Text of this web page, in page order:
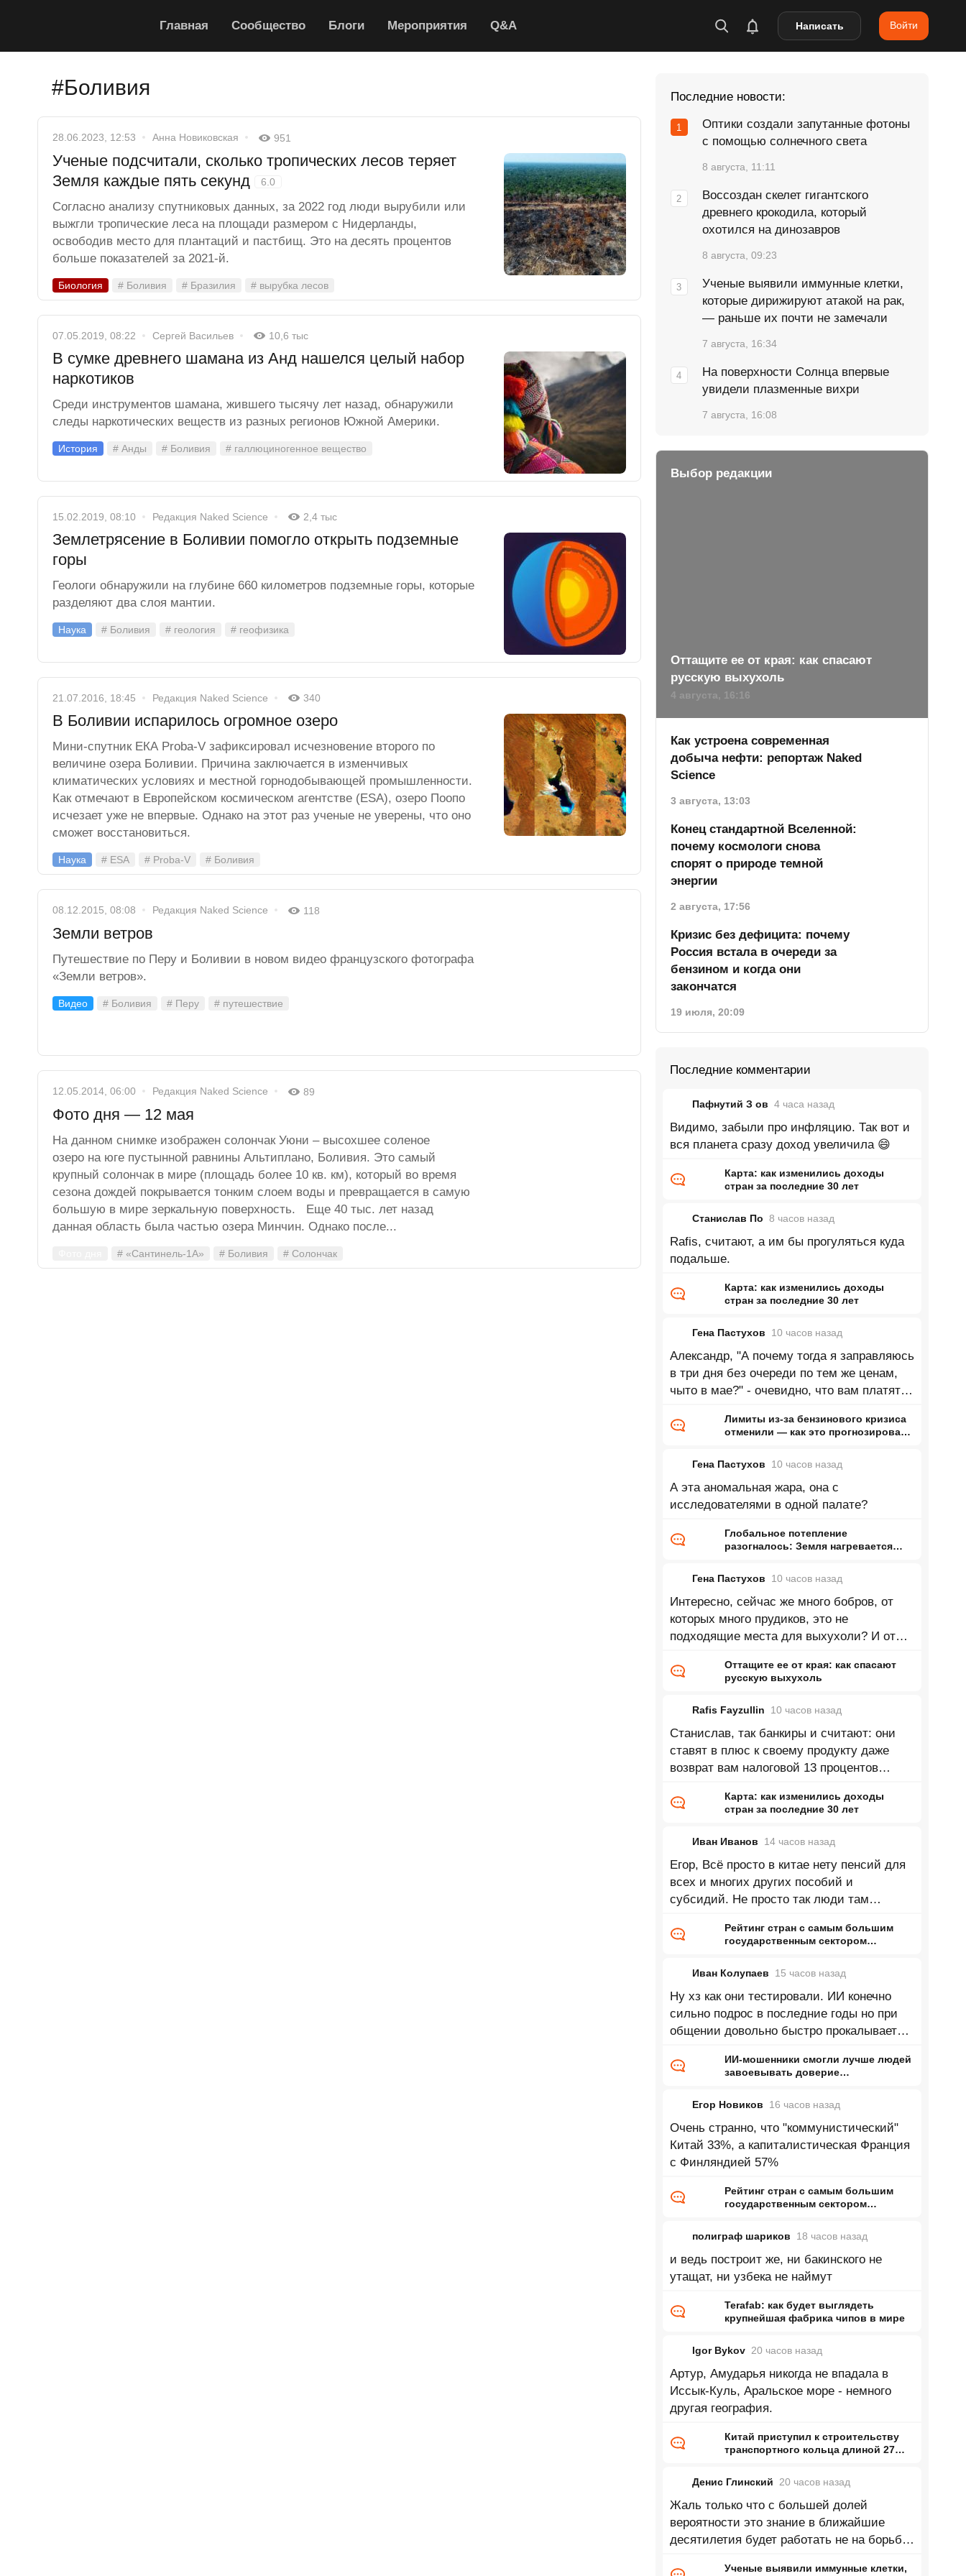
Главная Сообщество Блоги Мероприятия Q&A Написать Войти
#Боливия
28.06.2023, 12:53 Анна Новиковская 951
Ученые подсчитали, сколько тропических лесов теряет
Земля каждые пять секунд
6.0
Согласно анализу спутниковых данных, за 2022 год люди вырубили или
выжгли тропические леса на площади размером с Нидерланды,
освободив место для плантаций и пастбищ. Это на десять процентов
больше показателей за 2021-й.
Биология # Боливия # Бразилия # вырубка лесов
07.05.2019, 08:22 Сергей Васильев 10,6 тыс
В сумке древнего шамана из Анд нашелся целый набор
наркотиков
Среди инструментов шамана, жившего тысячу лет назад, обнаружили
следы наркотических веществ из разных регионов Южной Америки.
История # Анды # Боливия # галлюциногенное вещество
15.02.2019, 08:10 Редакция Naked Science 2,4 тыс
Землетрясение в Боливии помогло открыть подземные
горы
Геологи обнаружили на глубине 660 километров подземные горы, которые
разделяют два слоя мантии.
Наука # Боливия # геология # геофизика
21.07.2016, 18:45 Редакция Naked Science 340
В Боливии испарилось огромное озеро
Мини-спутник ЕКА Proba-V зафиксировал исчезновение второго по
величине озера Боливии. Причина заключается в изменчивых
климатических условиях и местной горнодобывающей промышленности.
Как отмечают в Европейском космическом агентстве (ESA), озеро Поопо
исчезает уже не впервые. Однако на этот раз ученые не уверены, что оно
сможет восстановиться.
Наука # ESA # Proba-V # Боливия
08.12.2015, 08:08 Редакция Naked Science 118
Земли ветров
Путешествие по Перу и Боливии в новом видео французского фотографа
«Земли ветров».
Видео # Боливия # Перу # путешествие
12.05.2014, 06:00 Редакция Naked Science 89
Фото дня — 12 мая
На данном снимке изображен солончак Уюни – высохшее соленое
озеро на юге пустынной равнины Альтиплано, Боливия. Это самый
крупный солончак в мире (площадь более 10 кв. км), который во время
сезона дождей покрывается тонким слоем воды и превращается в самую
большую в мире зеркальную поверхность. Еще 40 тыс. лет назад
данная область была частью озера Минчин. Однако после...
# «Сантинель-1А» # Боливия # Солончак
Последние новости:
Оптики создали запутанные фотоны
с помощью солнечного света
8 августа, 11:11
Воссоздан скелет гигантского
древнего крокодила, который
охотился на динозавров
8 августа, 09:23
Ученые выявили иммунные клетки,
которые дирижируют атакой на рак,
— раньше их почти не замечали
7 августа, 16:34
На поверхности Солнца впервые
увидели плазменные вихри
7 августа, 16:08
Выбор редакции
Оттащите ее от края: как спасают
русскую выхухоль
4 августа, 16:16
Как устроена современная
добыча нефти: репортаж Naked
Science
3 августа, 13:03
Конец стандартной Вселенной:
почему космологи снова
спорят о природе темной
энергии
2 августа, 17:56
Кризис без дефицита: почему
Россия встала в очереди за
бензином и когда они
закончатся
19 июля, 20:09
Последние комментарии
Пафнутий З ов 4 часа назад
Видимо, забыли про инфляцию. Так вот и
вся планета сразу доход увеличила 😄
Карта: как изменились доходы
стран за последние 30 лет
Станислав По 8 часов назад
Rafis, считают, а им бы прогуляться куда
подальше.
Карта: как изменились доходы
стран за последние 30 лет
Гена Пастухов 10 часов назад
Александр, "А почему тогда я заправляюсь
в три дня без очереди по тем же ценам,
чыто в мае?" - очевидно, что вам платят
Лимиты из-за бензинового кризиса
отменили — как это прогнозировал
Гена Пастухов
10 часов назад
А эта аномальная жара, она с
исследователями в одной палате?
Глобальное потепление
разогналось: Земля нагревается
Гена Пастухов 10 часов назад
Интересно, сейчас же много бобров, от
которых много прудиков, это не
подходящие места для выхухоли? И от
Оттащите ее от края: как спасают
русскую выхухоль
Rafis Fayzullin 10 часов назад
Станислав, так банкиры и считают: они
ставят в плюс к своему продукту даже
возврат вам налоговой 13 процентов
Карта: как изменились доходы
стран за последние 30 лет
Иван Иванов 14 часов назад
Егор, Всё просто в китае нету пенсий для
всех и многих других пособий и
субсидий. Не просто так люди там
Рейтинг стран с самым большим
государственным сектором
Иван Колупаев
15 часов назад
Ну хз как они тестировали. ИИ конечно
сильно подрос в последние годы но при
общении довольно быстро прокалывается.
ИИ-мошенники смогли лучше людей
завоевывать доверие
Егор Новиков
16 часов назад
Очень странно, что "коммунистический"
Китай 33%, а капиталистическая Франция
с Финляндией 57%
Рейтинг стран с самым большим
государственным сектором
полиграф шариков
18 часов назад
и ведь построит же, ни бакинского не
утащат, ни узбека не наймут
Terafab: как будет выглядеть
крупнейшая фабрика чипов в мире
Igor Bykov 20 часов назад
Артур, Амударья никогда не впадала в
Иссык-Куль, Аральское море - немного
другая география.
Китай приступил к строительству
транспортного кольца длиной 27
Денис Глинский
20 часов назад
Жаль только что с большей долей
вероятности это знание в ближайшие
десятилетия будет работать не на борьбу
Ученые выявили иммунные клетки,